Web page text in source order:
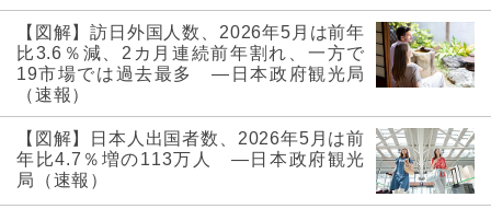
【図解】訪日外国人数、2026年5月は前年
比3.6％減、2カ月連続前年割れ、一方で
19市場では過去最多 ―日本政府観光局
（速報）
【図解】日本人出国者数、2026年5月は前
年比4.7％増の113万人 ―日本政府観光
局（速報）